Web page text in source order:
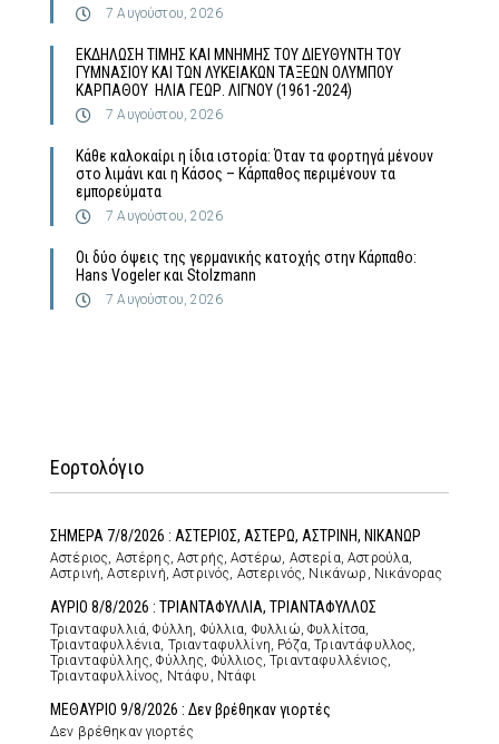
7 Αυγούστου, 2026
ΕΚΔΗΛΩΣΗ ΤΙΜΗΣ ΚΑΙ ΜΝΗΜΗΣ ΤΟΥ ΔΙΕΥΘΥΝΤΗ ΤΟΥ
ΓΥΜΝΑΣΙΟΥ ΚΑΙ ΤΩΝ ΛΥΚΕΙΑΚΩΝ ΤΑΞΕΩΝ ΟΛΥΜΠΟΥ
ΚΑΡΠΑΘΟΥ ΗΛΙΑ ΓΕΩΡ. ΛΙΓΝΟΥ (1961-2024)
7 Αυγούστου, 2026
Κάθε καλοκαίρι η ίδια ιστορία: Όταν τα φορτηγά μένουν
στο λιμάνι και η Κάσος – Κάρπαθος περιμένουν τα
εμπορεύματα
7 Αυγούστου, 2026
Οι δύο όψεις της γερμανικής κατοχής στην Κάρπαθο:
Hans Vogeler και Stolzmann
7 Αυγούστου, 2026
Εορτολόγιο
ΣΗΜΕΡΑ 7/8/2026 : ΑΣΤΕΡΙΟΣ, ΑΣΤΕΡΩ, ΑΣΤΡΙΝΗ, ΝΙΚΑΝΩΡ
Αστέριος, Αστέρης, Αστρής, Αστέρω, Αστερία, Αστρούλα,
Αστρινή, Αστερινή, Αστρινός, Αστερινός, Νικάνωρ, Νικάνορας
ΑΥΡΙΟ 8/8/2026 : ΤΡΙΑΝΤΑΦΥΛΛΙΑ, ΤΡΙΑΝΤΑΦΥΛΛΟΣ
Τριανταφυλλιά, Φύλλη, Φύλλια, Φυλλιώ, Φυλλίτσα,
Τριανταφυλλένια, Τριανταφυλλίνη, Ρόζα, Τριαντάφυλλος,
Τριανταφύλλης, Φύλλης, Φύλλιος, Τριανταφυλλένιος,
Τριανταφυλλίνος, Ντάφυ, Ντάφι
ΜΕΘΑΥΡΙΟ 9/8/2026 : Δεν βρέθηκαν γιορτές
Δεν βρέθηκαν γιορτές